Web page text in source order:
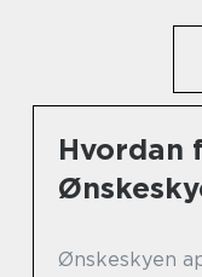
Hvordan
Ønskeskyen